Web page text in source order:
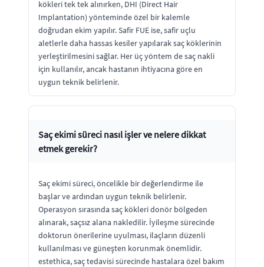
kökleri tek tek alınırken, DHI (Direct Hair
Implantation) yönteminde özel bir kalemle
doğrudan ekim yapılır. Safir FUE ise, safir uçlu
aletlerle daha hassas kesiler yapılarak saç köklerinin
yerleştirilmesini sağlar. Her üç yöntem de saç nakli
için kullanılır, ancak hastanın ihtiyacına göre en
uygun teknik belirlenir.
Saç ekimi süreci nasıl işler ve nelere dikkat
etmek gerekir?
Saç ekimi süreci, öncelikle bir değerlendirme ile
başlar ve ardından uygun teknik belirlenir.
Operasyon sırasında saç kökleri donör bölgeden
alınarak, saçsız alana nakledilir. İyileşme sürecinde
doktorun önerilerine uyulması, ilaçların düzenli
kullanılması ve güneşten korunmak önemlidir.
estethica, saç tedavisi sürecinde hastalara özel bakım